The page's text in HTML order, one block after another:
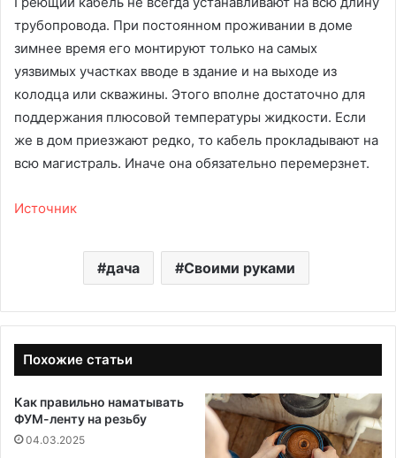
трубопровода. При постоянном проживании в доме
зимнее время его монтируют только на самых
уязвимых участках вводе в здание и на выходе из
колодца или скважины. Этого вполне достаточно для
поддержания плюсовой температуры жидкости. Если
же в дом приезжают редко, то кабель прокладывают на
всю магистраль. Иначе она обязательно перемерзнет.
Источник
дача Своими руками
Похожие статьи
Как правильно наматывать
ФУМ-ленту на резьбу
04.03.2025